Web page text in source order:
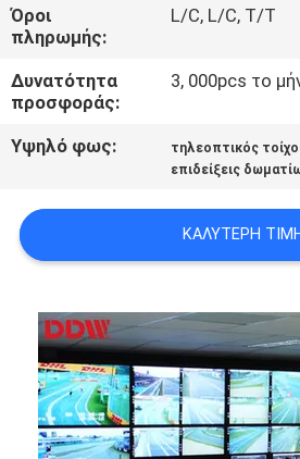
ΈΝΑ
ΑΠΌΣΠΑΣΜΑ
CASE
CENTER
SITEMAP
PRIVACY
POLICY
Όροι
πληρωμής:
L/C, L/C, T/T
Δυνατότητα
προσφοράς:
3, 000pcs το
Υψηλό φως: τηλεοπτικός
επιδείξεις
ΚΑΛΎΤΕΡΗ